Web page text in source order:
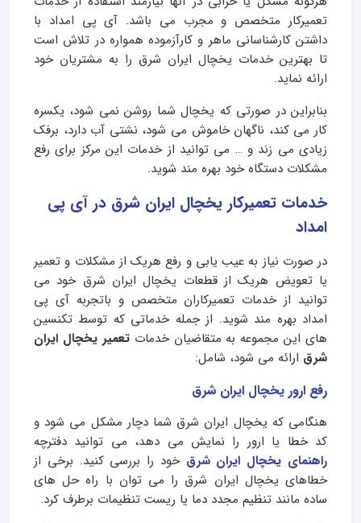
تعمیرکار متخصص و مجرب می باشد. آی پی امداد با
داشتن کارشناسانی ماهر و کارآزموده همواره در تلاش است
تا بهترین خدمات یخچال ایران شرق را به مشتریان خود
ارائه نماید.
بنابراین در صورتی که یخچال شما روشن نمی شود، یکسره
کار می کند، ناگهان خاموش می شود، نشتی آب دارد، برفک
زیادی می زند و … می توانید از خدمات این مرکز برای رفع
مشکلات دستگاه خود بهره مند شوید.
خدمات تعمیرکار یخچال ایران شرق در آی پی
امداد
در صورت نیاز به عیب یابی و رفع هریک از مشکلات و تعمیر
یا تعویض هریک از قطعات یخچال ایران شرق خود می
توانید از خدمات تعمیرکاران متخصص و باتجربه آی پی
امداد بهره مند شوید. از جمله خدماتی که توسط تکنسین
های این مجموعه به متقاضیان خدماتتعمیر یخچال ایران
شرق ارائه می شود، شامل:
رفع ارور یخچال ایران شرق
هنگامی که یخچال ایران شرق شما دچار مشکل می‌ شود و
کد خطا یا ارور را نمایش می‌ دهد، می توانید دفترچه
راهنمای یخچال ایران شرق خود را بررسی کنید. برخی از
خطاهای یخچال ایران شرق را می‌ توان با راه‌ حل‌ های
ساده مانند تنظیم مجدد دما یا ریست تنظیمات برطرف کرد.